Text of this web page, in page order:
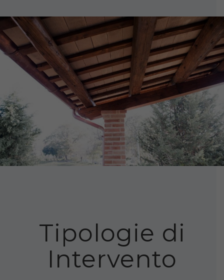
Tipologie di
Intervento